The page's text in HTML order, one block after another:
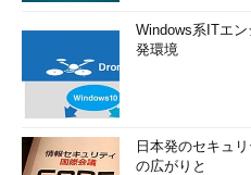
Windows系ITエ
発環境
日本発のセキュ
の広がりと